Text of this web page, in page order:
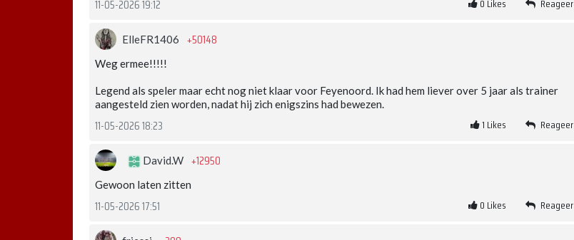
11-05-2026 19:12 0 Likes Reageer
ElleFR1406 +50148
Weg ermee!!!!!
Legend als speler maar echt nog niet klaar voor Feyenoord. Ik had hem liever over 5 jaar als trainer
aangesteld zien worden, nadat hij zich enigszins had bewezen.
11-05-2026 18:23 1 Likes Reageer
David.W +12950
Gewoon laten zitten
11-05-2026 17:51 0 Likes Reageer